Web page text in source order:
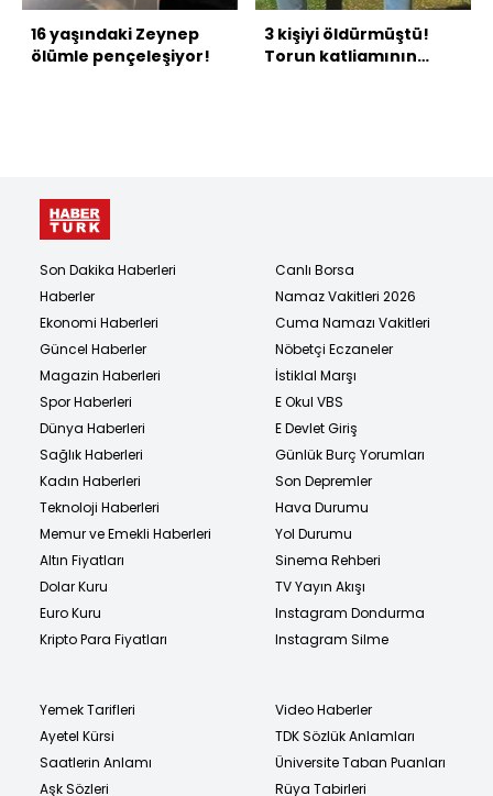
16 yaşındaki Zeynep
ölümle pençeleşiyor!
3 kişiyi öldürmüştü!
Torun katliamının
Son Dakika Haberleri
Haberler
Ekonomi Haberleri
Güncel Haberler
Magazin Haberleri
Spor Haberleri
Dünya Haberleri
Sağlık Haberleri
Kadın Haberleri
Teknoloji Haberleri
Memur ve Emekli Haberleri
Altın Fiyatları
Dolar Kuru
Euro Kuru
Kripto Para Fiyatları
Canlı Borsa
Namaz Vakitleri 2026
Cuma Namazı Vakitleri
Nöbetçi Eczaneler
İstiklal Marşı
E Okul VBS
E Devlet Giriş
Günlük Burç Yorumları
Son Depremler
Hava Durumu
Yol Durumu
Sinema Rehberi
TV Yayın Akışı
Instagram Dondurma
Instagram Silme
Yemek Tarifleri
Ayetel Kürsi
Saatlerin Anlamı
Aşk Sözleri
Video Haberler
TDK Sözlük Anlamları
Üniversite Taban Puanları
Rüya Tabirleri